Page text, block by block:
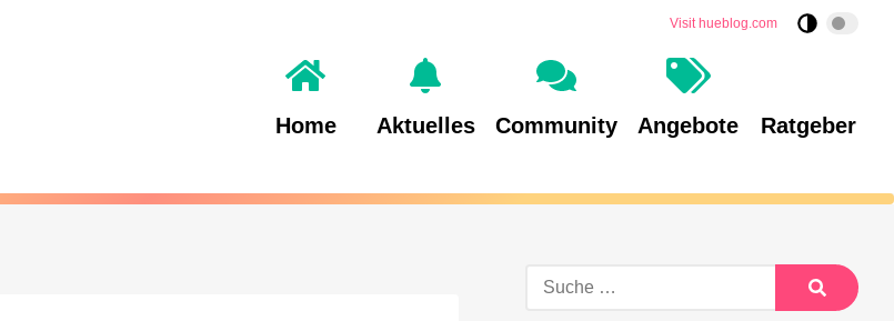
Visit hueblog.com
Home Aktuelles Community Angebote Ratgeber